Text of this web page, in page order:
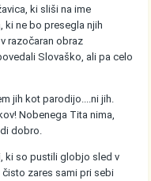
ki sliši na ime
ki ne bo presegla njih
razočaran obraz
Slovaško, ali pa celo
jih kot parodijo....ni jih.
Nobenega Tita nima,
dobro.
ki so pustili globjo sled v
zares sami pri sebi